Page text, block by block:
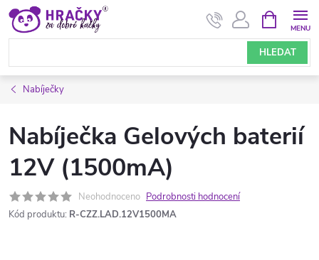
Přejít
obsah
HLEDAT
NÁKUPNÍ
KOŠÍK
Nabíječky
Nabíječka Gelových baterií
12V (1500mA)
Neohodnoceno Podrobnosti hodnocení
Kód produktu: R-CZZ.LAD.12V1500MA